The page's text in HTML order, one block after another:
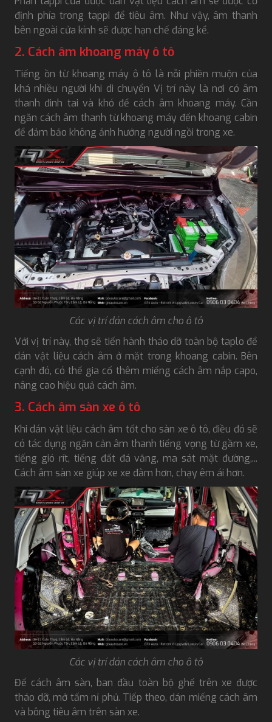
định phía trong tappi để tiêu âm. Như vậy, âm thanh
bên ngoài cửa kính sẽ được hạn chế đáng kể.
2. Cách âm khoang máy ô tô
Tiếng ồn từ khoang máy ô tô là nỗi phiền muộn của
khá nhiều người khi di chuyển Vị trí này là nơi có âm
thanh đinh tai và khó để cách âm khoang máy. Cần
ngăn cách âm thanh từ khoang máy đến khoang cabin
để đảm bảo không ảnh hưởng người ngồi trong xe.
Các vị trí dán cách âm cho ô tô
Với vị trí này, thợ sẽ tiến hành tháo dỡ toàn bộ taplo để
dán vật liệu cách âm ở mặt trong khoang cabin. Bên
cạnh đó, có thể gia cố thêm miếng cách âm nắp capo,
nâng cao hiệu quả cách âm.
3. Cách âm sàn xe ô tô
Khi dán vật liệu cách âm tốt cho sàn xe ô tô, điều đó sẽ
có tác dụng ngăn cản âm thanh tiếng vọng từ gầm xe,
tiếng gió rít, tiếng đất đá văng, ma sát mặt đường,...
Cách âm sàn xe giúp xe xe đằm hơn, chạy êm ái hơn.
Các vị trí dán cách âm cho ô tô
Để cách âm sàn, ban đầu toàn bộ ghế trên xe được
tháo dỡ, mở tấm nỉ phủ. Tiếp theo, dán miếng cách âm
và bông tiêu âm trên sàn xe.